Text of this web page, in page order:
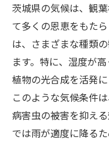
園芸店で学
イント
初心者必見！
初心者にお
観葉植物を
茨城県の気
茨城県の気候は、観
て多くの恩恵をもた
は、さまざまな種類
ます。特に、湿度が
植物の光合成を活発
このような気候条件
病害虫の被害を抑え
では雨が適度に降る